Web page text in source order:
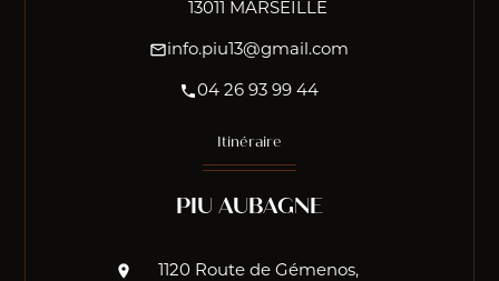
13011 MARSEILLE
mail_outlineinfo.piu13@gmail.com
phone04 26 93 99 44
Itinéraire
PIU AUBAGNE
location_on
1120 Route de Gémenos,